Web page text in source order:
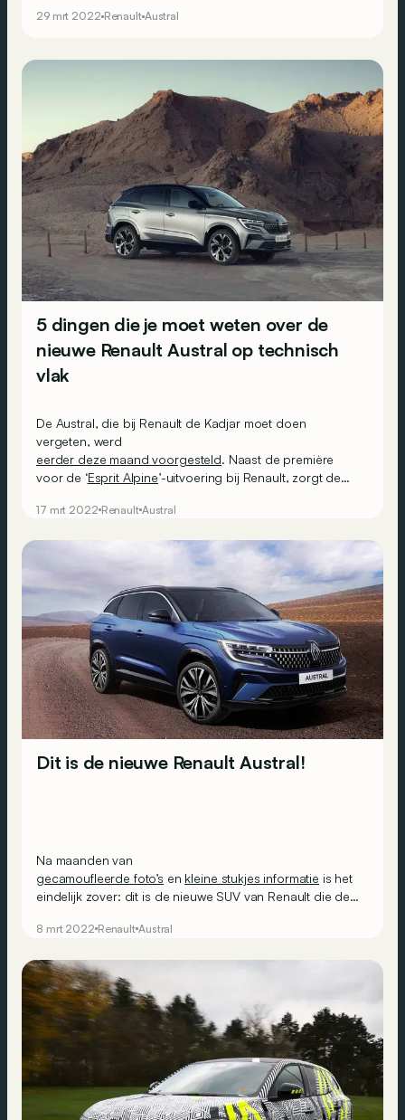
29 mrt 2022 Renault Austral
5 dingen die je moet weten over de
nieuwe Renault Austral op technisch
vlak
De Austral, die bij Renault de Kadjar moet doen
vergeten, werd
eerder deze maand voorgesteld. Naast de première
voor de ‘Esprit Alpine’-uitvoering bij Renault, zorgt de
nieuwigheden. We stellen je er vijf voor!
17 mrt 2022 Renault Austral
Dit is de nieuwe Renault Austral!
Na maanden van
gecamoufleerde foto’s en kleine stukjes informatie is het
eindelijk zover: dit is de nieuwe SUV van Renault die de
8 mrt 2022 Renault Austral